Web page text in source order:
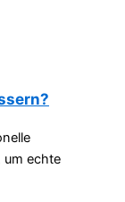
um echte